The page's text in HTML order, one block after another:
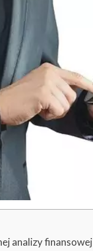
analizy finansowej